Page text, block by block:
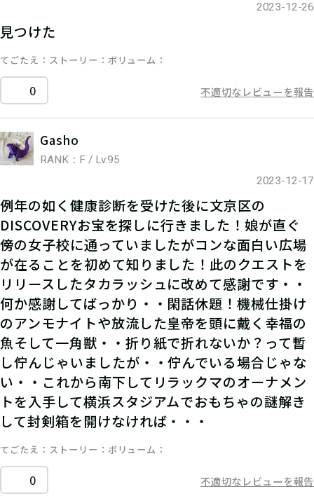
2023-12-26
見つけた
てごたえ ストーリー ボリューム
0 不適切なレビューを報告
Gasho
RANK：F / Lv.95
2023-12-17
例年の如く健康診断を受けた後に文京区の
DISCOVERYお宝を探しに行きました！娘が直ぐ
傍の女子校に通っていましたがコンな面白い広場
が在ることを初めて知りました！此のクエストを
リリースしたタカラッシュに改めて感謝です・・
何か感謝してばっかり・・閑話休題！機械仕掛け
のアンモナイトや放流した皇帝を頭に戴く幸福の
魚そして一角獣・・折り紙で折れないか？って暫
し佇んじゃいましたが・・佇んでいる場合じゃな
い・・これから南下してリラックマのオーナメン
トを入手して横浜スタジアムでおもちゃの謎解き
して封剣箱を開けなければ・・・
てごたえ ストーリー ボリューム
0 不適切なレビューを報告